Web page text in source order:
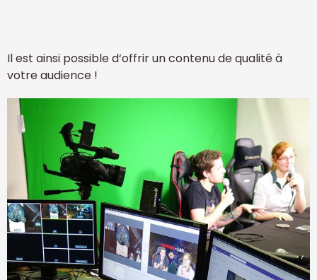
Il est ainsi possible d‘offrir un contenu de qualité à
votre audience !